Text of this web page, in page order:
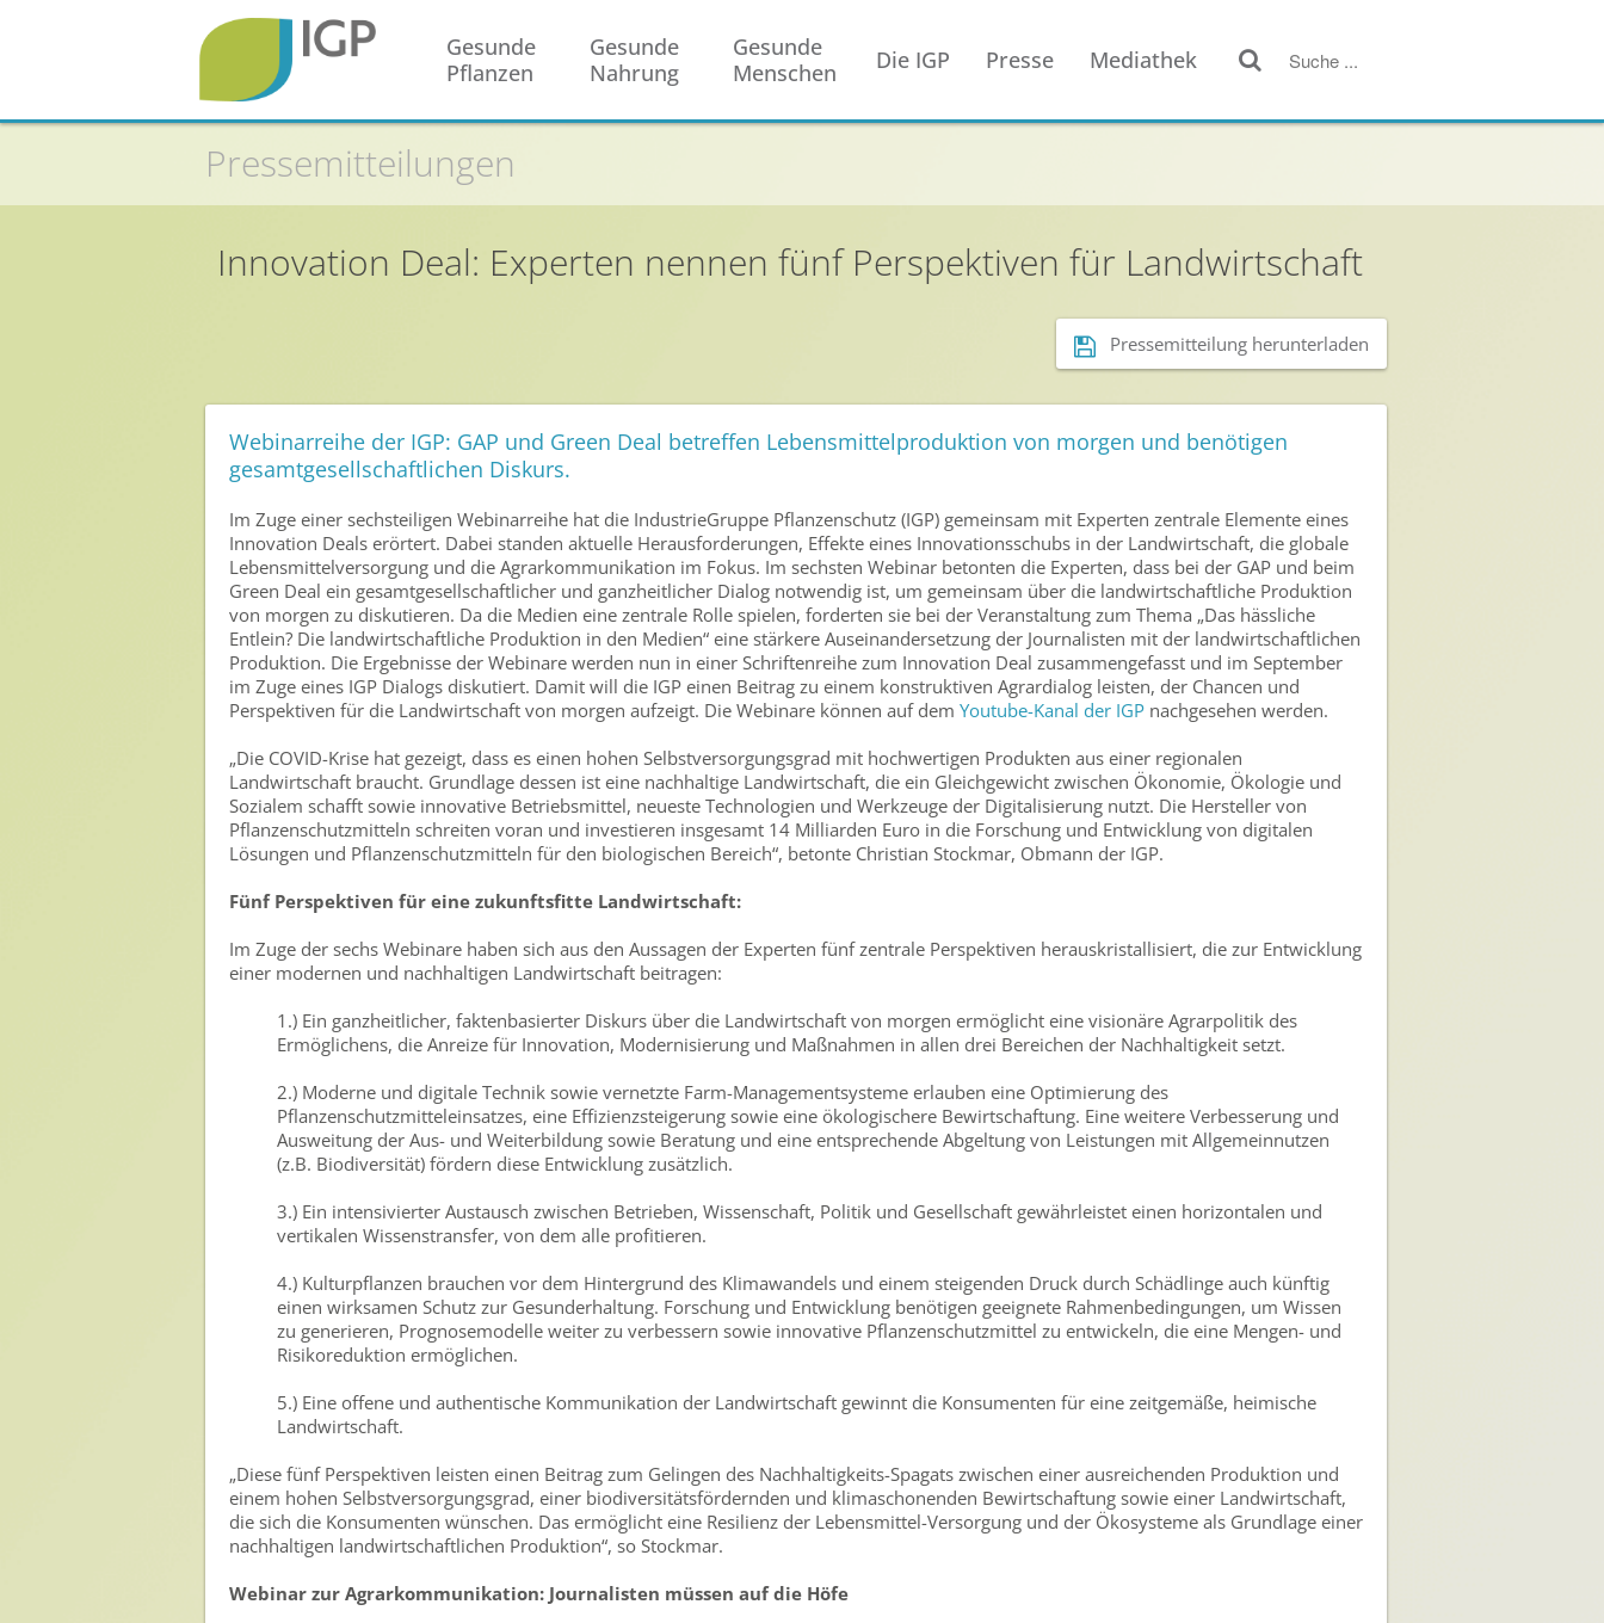
Nutzen von Pflanzenschutzmitteln
Versorgungs- & Ernährungssicherheit
Gesunde
Pflanzen
Gesunde
Nahrung
Gesunde
Menschen
Die IGP Presse Mediathek
Pressemitteilungen
Innovation Deal: Experten nennen fünf Perspektiven für Landwirtschaft
Pressemitteilung herunterladen
Webinarreihe der IGP: GAP und Green Deal betreffen Lebensmittelproduktion von morgen und benötigen
gesamtgesellschaftlichen Diskurs.
Im Zuge einer sechsteiligen Webinarreihe hat die IndustrieGruppe Pflanzenschutz (IGP) gemeinsam mit Experten zentrale Elemente eines
Innovation Deals erörtert. Dabei standen aktuelle Herausforderungen, Effekte eines Innovationsschubs in der Landwirtschaft, die globale
Lebensmittelversorgung und die Agrarkommunikation im Fokus. Im sechsten Webinar betonten die Experten, dass bei der GAP und beim
Green Deal ein gesamtgesellschaftlicher und ganzheitlicher Dialog notwendig ist, um gemeinsam über die landwirtschaftliche Produktion
von morgen zu diskutieren. Da die Medien eine zentrale Rolle spielen, forderten sie bei der Veranstaltung zum Thema „Das hässliche
Entlein? Die landwirtschaftliche Produktion in den Medien“ eine stärkere Auseinandersetzung der Journalisten mit der landwirtschaftlichen
Produktion. Die Ergebnisse der Webinare werden nun in einer Schriftenreihe zum Innovation Deal zusammengefasst und im September
im Zuge eines IGP Dialogs diskutiert. Damit will die IGP einen Beitrag zu einem konstruktiven Agrardialog leisten, der Chancen und
Perspektiven für die Landwirtschaft von morgen aufzeigt. Die Webinare können auf dem Youtube-Kanal der IGP nachgesehen werden.
„Die COVID-Krise hat gezeigt, dass es einen hohen Selbstversorgungsgrad mit hochwertigen Produkten aus einer regionalen
Landwirtschaft braucht. Grundlage dessen ist eine nachhaltige Landwirtschaft, die ein Gleichgewicht zwischen Ökonomie, Ökologie und
Sozialem schafft sowie innovative Betriebsmittel, neueste Technologien und Werkzeuge der Digitalisierung nutzt. Die Hersteller von
Pflanzenschutzmitteln schreiten voran und investieren insgesamt 14 Milliarden Euro in die Forschung und Entwicklung von digitalen
Lösungen und Pflanzenschutzmitteln für den biologischen Bereich“, betonte Christian Stockmar, Obmann der IGP.
Fünf Perspektiven für eine zukunftsfitte Landwirtschaft:
Im Zuge der sechs Webinare haben sich aus den Aussagen der Experten fünf zentrale Perspektiven herauskristallisiert, die zur Entwicklung
einer modernen und nachhaltigen Landwirtschaft beitragen:
1.) Ein ganzheitlicher, faktenbasierter Diskurs über die Landwirtschaft von morgen ermöglicht eine visionäre Agrarpolitik des
Ermöglichens, die Anreize für Innovation, Modernisierung und Maßnahmen in allen drei Bereichen der Nachhaltigkeit setzt.
2.) Moderne und digitale Technik sowie vernetzte Farm-Managementsysteme erlauben eine Optimierung des
Pflanzenschutzmitteleinsatzes, eine Effizienzsteigerung sowie eine ökologischere Bewirtschaftung. Eine weitere Verbesserung und
Ausweitung der Aus- und Weiterbildung sowie Beratung und eine entsprechende Abgeltung von Leistungen mit Allgemeinnutzen
(z.B. Biodiversität) fördern diese Entwicklung zusätzlich.
3.) Ein intensivierter Austausch zwischen Betrieben, Wissenschaft, Politik und Gesellschaft gewährleistet einen horizontalen und
vertikalen Wissenstransfer, von dem alle profitieren.
4.) Kulturpflanzen brauchen vor dem Hintergrund des Klimawandels und einem steigenden Druck durch Schädlinge auch künftig
einen wirksamen Schutz zur Gesunderhaltung. Forschung und Entwicklung benötigen geeignete Rahmenbedingungen, um Wissen
zu generieren, Prognosemodelle weiter zu verbessern sowie innovative Pflanzenschutzmittel zu entwickeln, die eine Mengen- und
Risikoreduktion ermöglichen.
5.) Eine offene und authentische Kommunikation der Landwirtschaft gewinnt die Konsumenten für eine zeitgemäße, heimische
Landwirtschaft.
„Diese fünf Perspektiven leisten einen Beitrag zum Gelingen des Nachhaltigkeits-Spagats zwischen einer ausreichenden Produktion und
einem hohen Selbstversorgungsgrad, einer biodiversitätsfördernden und klimaschonenden Bewirtschaftung sowie einer Landwirtschaft,
die sich die Konsumenten wünschen. Das ermöglicht eine Resilienz der Lebensmittel-Versorgung und der Ökosysteme als Grundlage einer
nachhaltigen landwirtschaftlichen Produktion“, so Stockmar.
Webinar zur Agrarkommunikation: Journalisten müssen auf die Höfe